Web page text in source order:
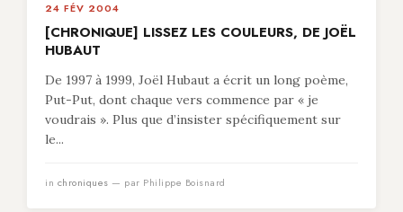
24 FÉV 2004
[CHRONIQUE] LISSEZ LES COULEURS, DE JOËL
HUBAUT
De 1997 à 1999, Joël Hubaut a écrit un long poème,
Put-Put, dont chaque vers commence par « je
voudrais ». Plus que d’insister spécifiquement sur
le...
in chroniques — par Philippe Boisnard